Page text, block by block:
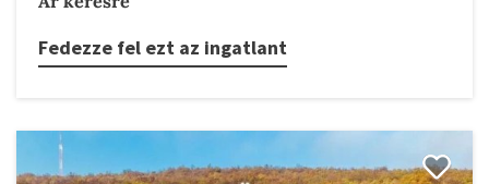
Fedezze fel ezt az ingatlant